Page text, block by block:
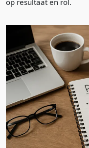
op resultaat en rol.